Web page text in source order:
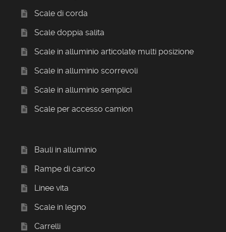
Scale di corda
Scale doppia salita
Scale in alluminio articolate multi posizione
Scale in alluminio scorrevoli
Scale in alluminio semplici
Scale per accesso camion
Bauli in alluminio
Rampe di carico
Linee vita
Scale in legno
Carrelli